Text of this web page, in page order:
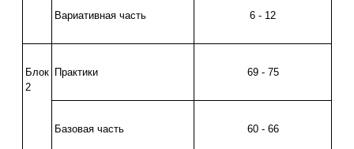
Вариативная часть 6 - 12
Блок
2
Практики 69 - 75
Базовая часть 60 - 66